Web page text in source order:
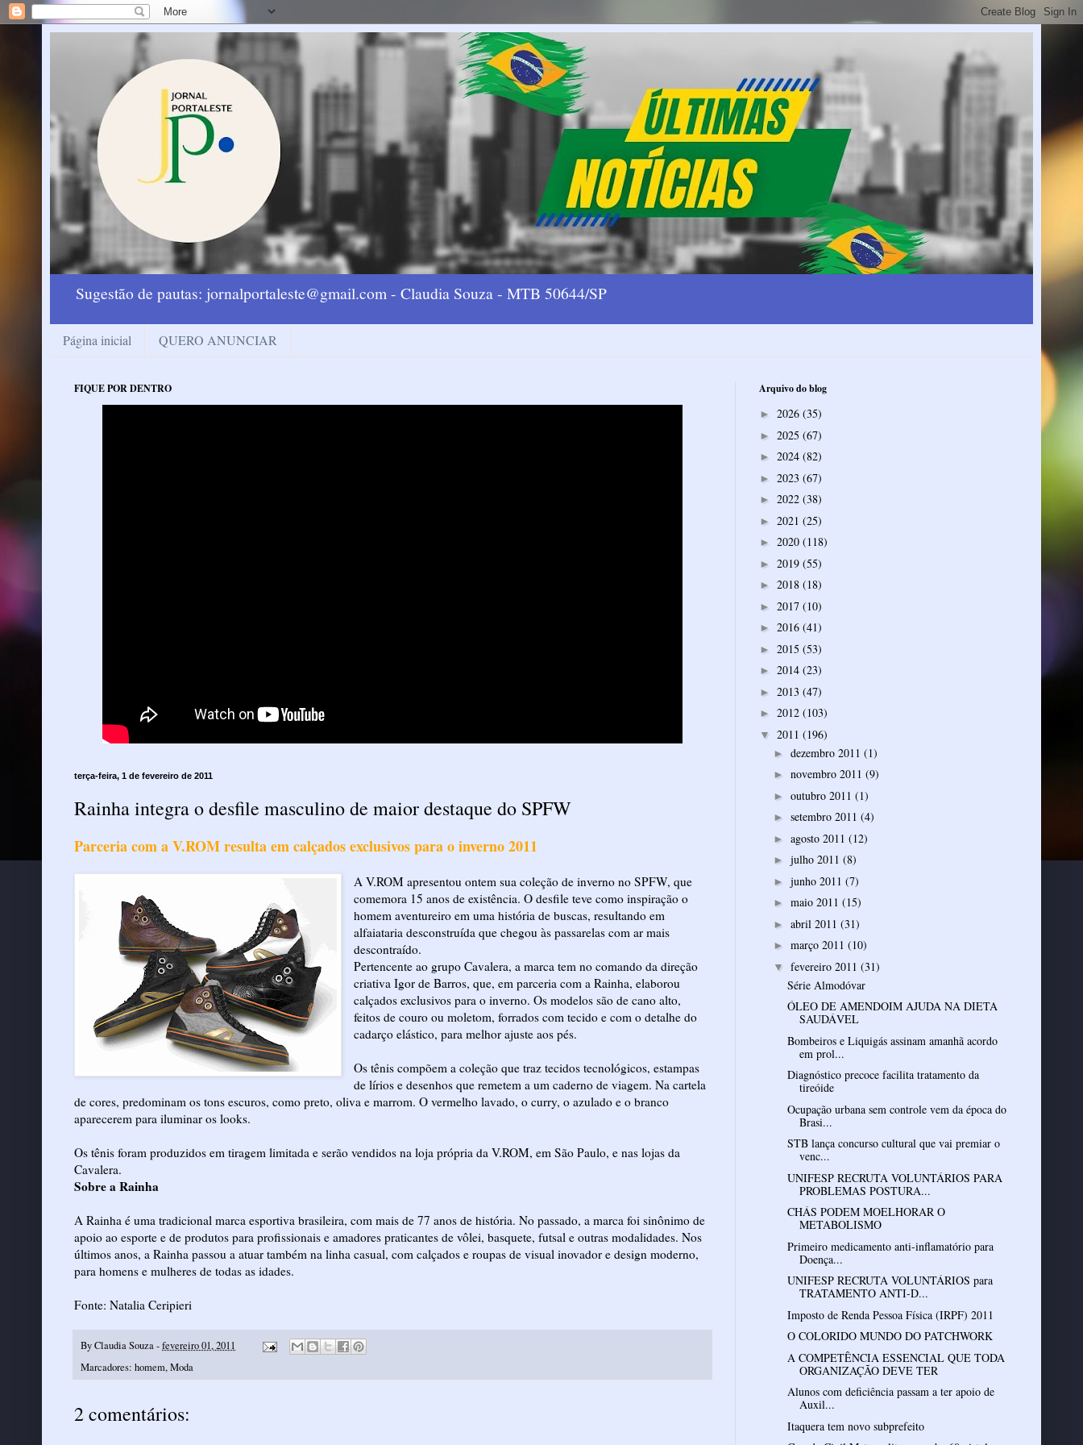
Sugestão de pautas: jornalportaleste@gmail.com - Claudia Souza - MTB 50644/SP
Página inicial QUERO ANUNCIAR
FIQUE POR DENTRO
terça-feira, 1 de fevereiro de 2011
Rainha integra o desfile masculino de maior destaque do SPFW
Parceria com a V.ROM resulta em calçados exclusivos para o inverno 2011
A V.ROM apresentou ontem sua coleção de inverno no SPFW, que
comemora 15 anos de existência. O desfile teve como inspiração o
homem aventureiro em uma história de buscas, resultando em
alfaiataria desconstruída que chegou às passarelas com ar mais
descontraído.
Pertencente ao grupo Cavalera, a marca tem no comando da direção
criativa Igor de Barros, que, em parceria com a Rainha, elaborou
calçados exclusivos para o inverno. Os modelos são de cano alto,
feitos de couro ou moletom, forrados com tecido e com o detalhe do
cadarço elástico, para melhor ajuste aos pés.
Os tênis compõem a coleção que traz tecidos tecnológicos, estampas
de lírios e desenhos que remetem a um caderno de viagem. Na cartela
de cores, predominam os tons escuros, como preto, oliva e marrom. O vermelho lavado, o curry, o azulado e o branco
aparecerem para iluminar os looks.
Os tênis foram produzidos em tiragem limitada e serão vendidos na loja própria da V.ROM, em São Paulo, e nas lojas da
Cavalera.
Sobre a Rainha
A Rainha é uma tradicional marca esportiva brasileira, com mais de 77 anos de história. No passado, a marca foi sinônimo de
apoio ao esporte e de produtos para profissionais e amadores praticantes de vôlei, basquete, futsal e outras modalidades. Nos
últimos anos, a Rainha passou a atuar também na linha casual, com calçados e roupas de visual inovador e design moderno,
para homens e mulheres de todas as idades.
Fonte: Natalia Ceripieri
ByClaudia Souza-fevereiro 01, 2011
Marcadores: homem,Moda
2 comentários:
Arquivo do blog
► 2026 (35)
► 2025 (67)
► 2024 (82)
► 2023 (67)
► 2022 (38)
► 2021 (25)
► 2020 (118)
► 2019 (55)
► 2018 (18)
► 2017 (10)
► 2016 (41)
► 2015 (53)
► 2014 (23)
► 2013 (47)
► 2012 (103)
▼ 2011 (196)
► dezembro 2011 (1)
► novembro 2011 (9)
► outubro 2011 (1)
► setembro 2011 (4)
► agosto 2011 (12)
► julho 2011 (8)
► junho 2011 (7)
► maio 2011 (15)
► abril 2011 (31)
► março 2011 (10)
▼ fevereiro 2011 (31)
Série Almodóvar
ÓLEO DE AMENDOIM AJUDA NA DIETA
SAUDÁVEL‏
Bombeiros e Liquigás assinam amanhã acordo
em prol...
Diagnóstico precoce facilita tratamento da
tireóide
Ocupação urbana sem controle vem da época do
Brasi...
STB lança concurso cultural que vai premiar o
venc...
UNIFESP RECRUTA VOLUNTÁRIOS PARA
PROBLEMAS POSTURA...
CHÁS PODEM MOELHORAR O
METABOLISMO
Primeiro medicamento anti-inflamatório para
Doença...
UNIFESP RECRUTA VOLUNTÁRIOS para
TRATAMENTO ANTI-D...
Imposto de Renda Pessoa Física (IRPF) 2011
O COLORIDO MUNDO DO PATCHWORK
A COMPETÊNCIA ESSENCIAL QUE TODA
ORGANIZAÇÃO DEVE TER
Alunos com deficiência passam a ter apoio de
Auxil...
Itaquera tem novo subprefeito